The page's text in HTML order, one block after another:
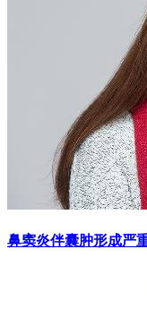
鼻窦炎伴囊肿形成严